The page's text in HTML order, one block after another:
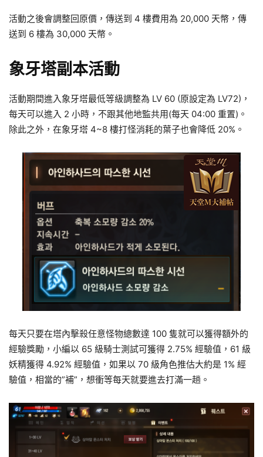
活動之後會調整回原價，傳送到 4 樓費用為 20,000 天幣，傳
送到 6 樓為 30,000 天幣。
象牙塔副本活動
活動期間進入象牙塔最低等級調整為 LV 60 (原設定為 LV72)，
每天可以進入 2 小時，不跟其他地監共用(每天 04:00 重置)。
除此之外，在象牙塔 4~8 樓打怪消耗的葉子也會降低 20%。
每天只要在塔內擊殺任意怪物總數達 100 隻就可以獲得額外的
經驗獎勵，小編以 65 級騎士測試可獲得 2.75% 經驗值，61 級
妖精獲得 4.92% 經驗值，如果以 70 級角色推估大約是 1% 經
驗值，相當的”補”，想衝等每天就要進去打滿一趟。